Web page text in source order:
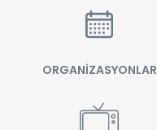
ORGANİZASYONLAR